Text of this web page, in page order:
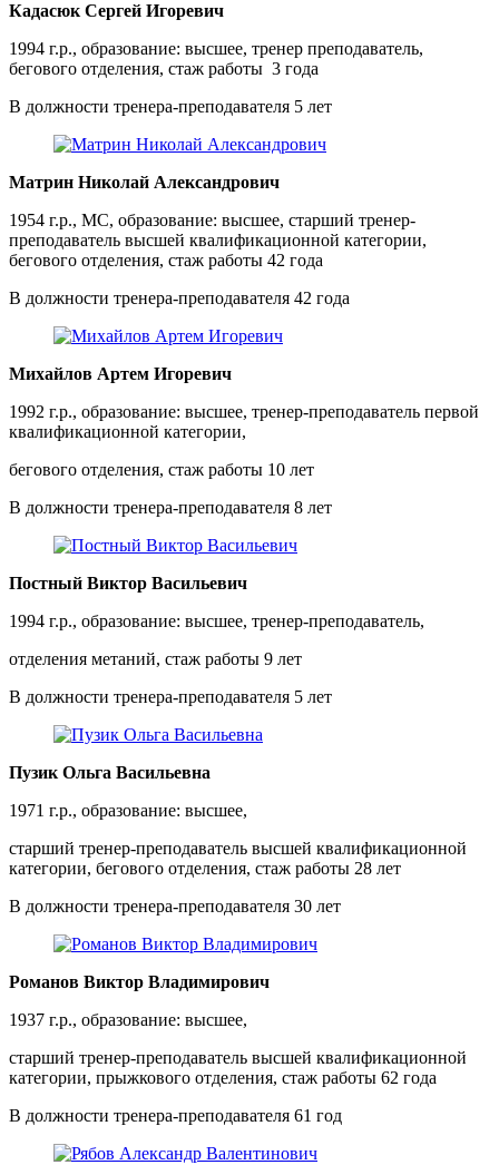
Кадасюк Сергей Игоревич
1994 г.р., образование: высшее, тренер преподаватель,
бегового отделения, стаж работы 3 года
В должности тренера-преподавателя 5 лет
Матрин Николай Александрович
1954 г.р., МС, образование: высшее, старший тренер-
преподаватель высшей квалификационной категории,
бегового отделения, стаж работы 42 года
В должности тренера-преподавателя 42 года
Михайлов Артем Игоревич
1992 г.р., образование: высшее, тренер-преподаватель первой
квалификационной категории,
бегового отделения, стаж работы 10 лет
В должности тренера-преподавателя 8 лет
Постный Виктор Васильевич
1994 г.р., образование: высшее, тренер-преподаватель,
отделения метаний, стаж работы 9 лет
В должности тренера-преподавателя 5 лет
Пузик Ольга Васильевна
1971 г.р., образование: высшее,
старший тренер-преподаватель высшей квалификационной
категории, бегового отделения, стаж работы 28 лет
В должности тренера-преподавателя 30 лет
Романов Виктор Владимирович
1937 г.р., образование: высшее,
старший тренер-преподаватель высшей квалификационной
категории, прыжкового отделения, стаж работы 62 года
В должности тренера-преподавателя 61 год